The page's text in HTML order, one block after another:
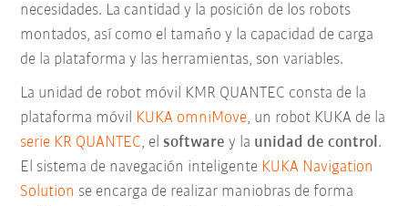
necesidades. La cantidad y la posición de los robots
montados, así como el tamaño y la capacidad de carga
de la plataforma y las herramientas, son variables.
La unidad de robot móvil KMR QUANTEC consta de la
plataforma móvil
KUKA omniMove, un robot KUKA de la
serie KR QUANTEC, elsoftware y la unidad de control .
El sistema de navegación inteligente KUKA Navigation
Solution se encarga de realizar maniobras de forma